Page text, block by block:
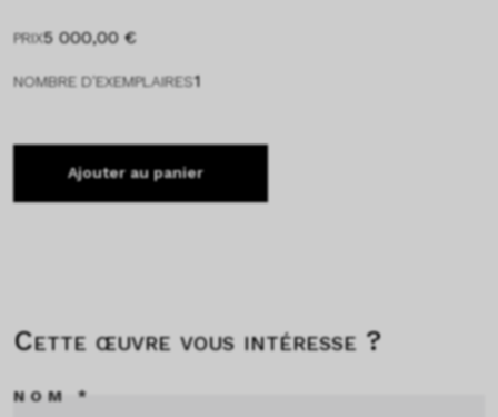
PRIX5 000,00 €
NOMBRE D'EXEMPLAIRES1
Ajouter au panier
Cette œuvre vous intéresse ?
NOM *